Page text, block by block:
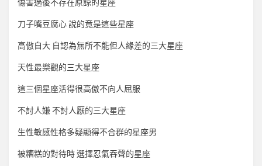
傷害過後不存在原諒的星座
刀子嘴豆腐心 說的竟是這些星座
高傲自大 自認為無所不能但人緣差的三大星座
天性最樂觀的三大星座
這三個星座活得很高傲不向人屈服
不討人嫌 不討人厭的三大星座
生性敏感性格多疑顯得不合群的星座男
被糟糕的對待時 選擇忍氣吞聲的星座